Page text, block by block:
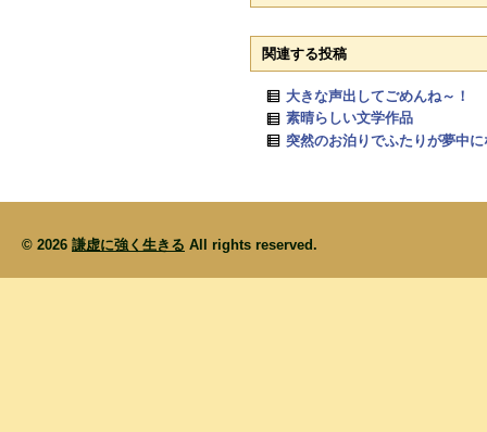
関連する投稿
大きな声出してごめんね～！
素晴らしい文学作品
突然のお泊りでふたりが夢中
© 2026 謙虚に強く生きる All rights reserved.